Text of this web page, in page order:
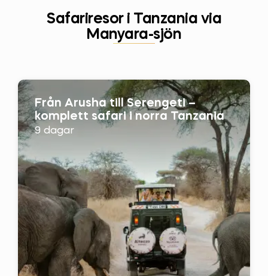
Safariresor i Tanzania via
Manyara-sjön
Från Arusha till Serengeti –
komplett safari i norra Tanzania
9 dagar